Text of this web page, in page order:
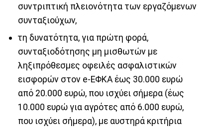
συντριπτική πλειονότητα των εργαζόμενων
συνταξιούχων,
τη δυνατότητα, για πρώτη φορά,
συνταξιοδότησης μη μισθωτών με
ληξιπρόθεσμες οφειλές ασφαλιστικών
εισφορών στον e-ΕΦΚΑ έως 30.000 ευρώ
από 20.000 ευρώ, που ισχύει σήμερα (έως
10.000 ευρώ για αγρότες από 6.000 ευρώ,
που ισχύει σήμερα), με αυστηρά κριτήρια